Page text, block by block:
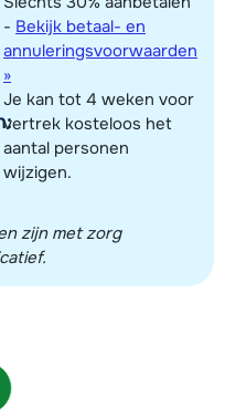
- Bekijk betaal- en
annuleringsvoorwaarden
»
Je kan tot 4 weken voor
vertrek kosteloos het
aantal personen
wijzigen.
zijn met zorg